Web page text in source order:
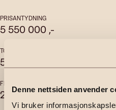
Denne nettsiden anvender
Vi bruker
PRISANTYDNING
5 550 000,-
TOTALPRIS
5 776 975
FELLESGJELD
225 885 ,-